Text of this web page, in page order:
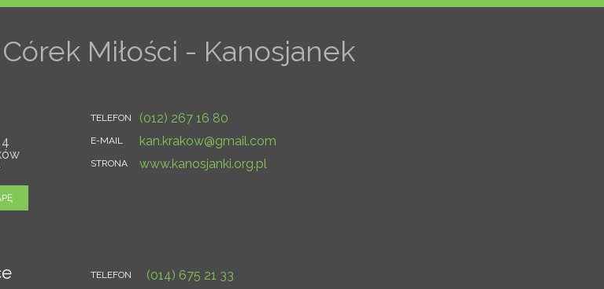
Miłości - Kanosjanek
TELEFON (012) 267 16 80
E-MAIL kan.krakow@gmail.com
STRONA www.kanosjanki.org.pl
TELEFON (014) 675 21 33